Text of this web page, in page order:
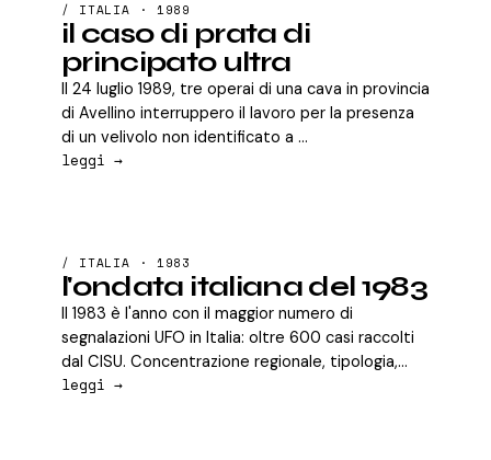
/ ITALIA · 1989
il caso di prata di
principato ultra
Il 24 luglio 1989, tre operai di una cava in provincia
di Avellino interruppero il lavoro per la presenza
di un velivolo non identificato a ...
leggi →
/ ITALIA · 1983
l'ondata italiana del 1983
Il 1983 è l'anno con il maggior numero di
segnalazioni UFO in Italia: oltre 600 casi raccolti
dal CISU. Concentrazione regionale, tipologia,...
leggi →